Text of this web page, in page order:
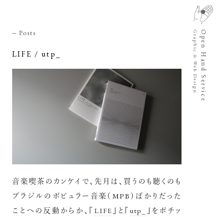
Open Hand Service
Graphic & Web Design
Posts
LIFE / utp_
音楽喫茶のカンケイで、先月は、買うのも聴くのも
ブラジルのポピュラー音楽（MPB）ばかりだった
ことへの反動からか、『 LIFE 』と『 utp_
』をポチッ